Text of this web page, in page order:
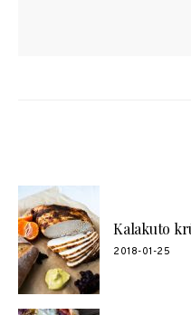
Kalakuto
2018-01-25